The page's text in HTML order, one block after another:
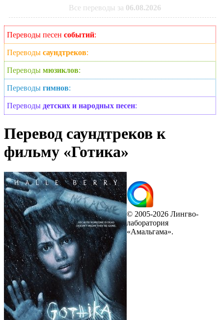
Все переводы за 06.08.2026
Переводы песен событий:
Переводы саундтреков:
Переводы мюзиклов:
Переводы гимнов:
Переводы детских и народных песен:
Перевод саундтреков к
фильму «Готика»
© 2005-2026 Лингво-
лаборатория
«Амальгама».